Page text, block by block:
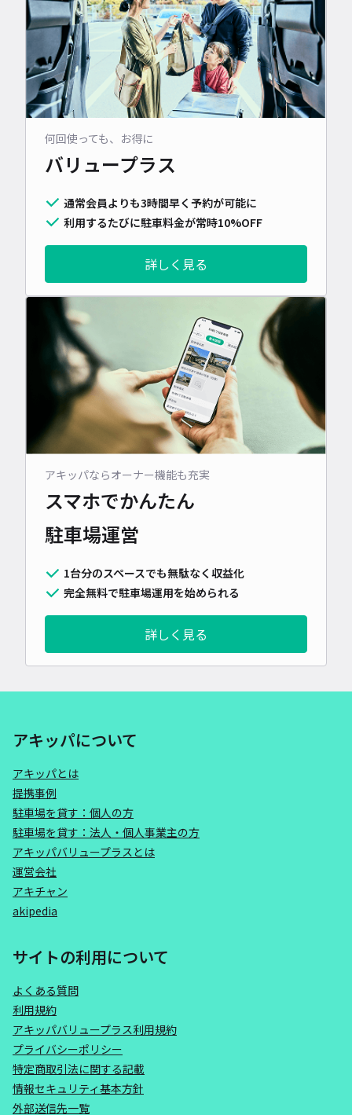
何回使っても、お得に
バリュープラス
通常会員よりも3時間早く予約が可能に
利用するたびに駐車料金が常時10%OFF
詳しく見る
アキッパならオーナー機能も充実
スマホでかんたん
駐車場運営
1台分のスペースでも無駄なく収益化
完全無料で駐車場運用を始められる
詳しく見る
アキッパについて
アキッパとは
提携事例
駐車場を貸す：個人の方
駐車場を貸す：法人・個人事業主の方
アキッパバリュープラスとは
運営会社
アキチャン
akipedia
サイトの利用について
よくある質問
利用規約
アキッパバリュープラス利用規約
プライバシーポリシー
特定商取引法に関する記載
情報セキュリティ基本方針
外部送信先一覧